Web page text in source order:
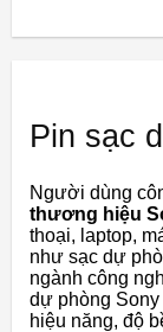
Pin sạc
Người dùng
thương hiệu
thoại, laptop,
như sạc dự
ngành công
dự phòng
hiệu năng, độ